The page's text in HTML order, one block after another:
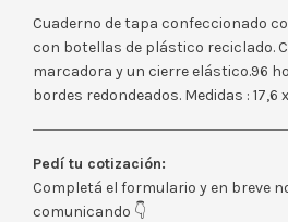
Cuaderno de tapa confeccionado
con botellas de plástico reciclado.
marcadora y un cierre elástico.96
bordes redondeados. Medidas : 17,6
Pedí tu cotización:
Completá el formulario y en breve
comunicando 👇